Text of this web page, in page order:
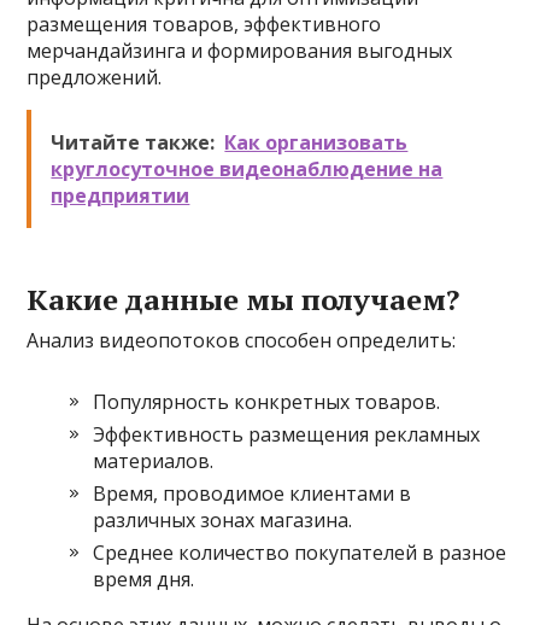
размещения товаров, эффективного
мерчандайзинга и формирования выгодных
предложений.
Читайте также: Как организовать
круглосуточное видеонаблюдение на
предприятии
Какие данные мы получаем?
Анализ видеопотоков способен определить:
Популярность конкретных товаров.
Эффективность размещения рекламных
материалов.
Время, проводимое клиентами в
различных зонах магазина.
Среднее количество покупателей в разное
время дня.